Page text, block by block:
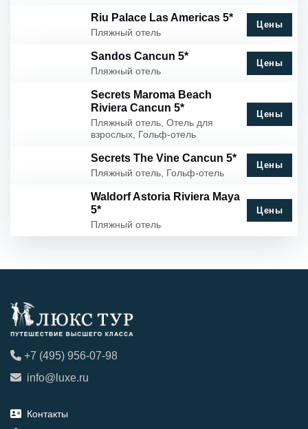
Riu Palace Las Americas 5*
Пляжный отель
Цены
Sandos Cancun 5*
Пляжный отель
Цены
Secrets Maroma Beach
Riviera Cancun 5*
Пляжный отель, Отель для
взрослых, Гольф-отель
Цены
Secrets The Vine Cancun 5*
Пляжный отель, Гольф-отель
Цены
Waldorf Astoria Riviera Maya
5*
Пляжный отель
Цены
+7 (495) 956-07-98
info@luxe.ru
Контакты